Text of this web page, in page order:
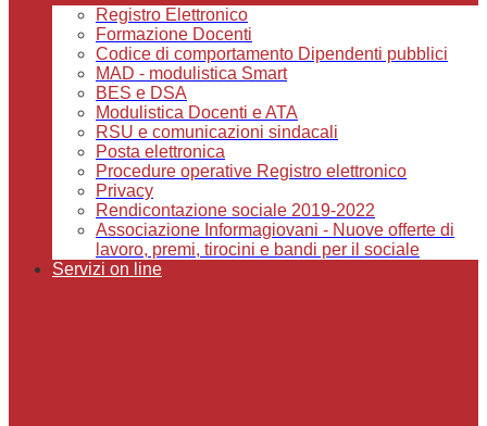
Registro Elettronico
Formazione Docenti
Codice di comportamento Dipendenti pubblici
MAD - modulistica Smart
BES e DSA
Modulistica Docenti e ATA
RSU e comunicazioni sindacali
Posta elettronica
Procedure operative Registro elettronico
Privacy
Rendicontazione sociale 2019-2022
Associazione Informagiovani - Nuove offerte di
lavoro, premi, tirocini e bandi per il sociale
Servizi on line